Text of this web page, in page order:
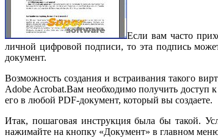
Если вам часто
личной цифровой подписи, то эта подпись
документ.
Возможность создания и встраивания такого
Adobe Acrobat.Вам необходимо получить доступ
его в любой PDF-документ, который вы создаете.
Итак, пошаговая инструкция была бы такой.
нажимайте на кнопку «Документ» в главном